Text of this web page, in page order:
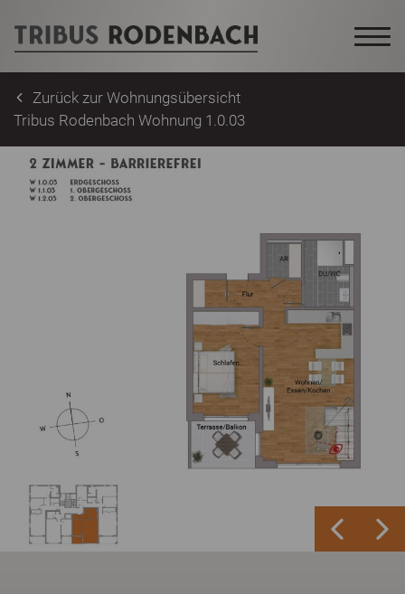
Zurück zur Wohnungsübersicht
Tribus Rodenbach Wohnung 1.0.03